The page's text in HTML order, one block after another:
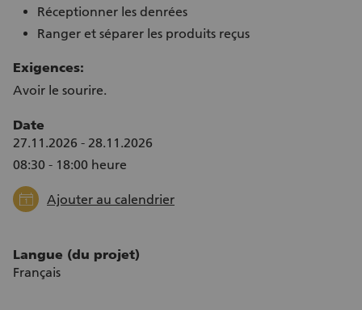
Réceptionner les denrées
Ranger et séparer les produits reçus
Exigences:
Avoir le sourire.
Date
27.11.2026 - 28.11.2026
08:30 - 18:00 heure
calendar Ajouter au calendrier
Langue (du projet)
Français